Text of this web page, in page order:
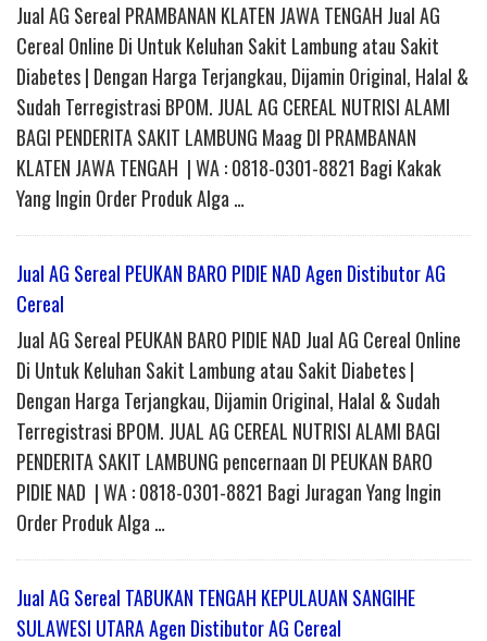
Jual AG Sereal PRAMBANAN KLATEN JAWA TENGAH Jual AG
Cereal Online Di Untuk Keluhan Sakit Lambung atau Sakit
Diabetes | Dengan Harga Terjangkau, Dijamin Original, Halal &
Sudah Terregistrasi BPOM. JUAL AG CEREAL NUTRISI ALAMI
BAGI PENDERITA SAKIT LAMBUNG Maag DI PRAMBANAN
KLATEN JAWA TENGAH | WA : 0818-0301-8821 Bagi Kakak
Yang Ingin Order Produk Alga …
Jual AG Sereal PEUKAN BARO PIDIE NAD Agen Distibutor AG
Cereal
Jual AG Sereal PEUKAN BARO PIDIE NAD Jual AG Cereal Online
Di Untuk Keluhan Sakit Lambung atau Sakit Diabetes |
Dengan Harga Terjangkau, Dijamin Original, Halal & Sudah
Terregistrasi BPOM. JUAL AG CEREAL NUTRISI ALAMI BAGI
PENDERITA SAKIT LAMBUNG pencernaan DI PEUKAN BARO
PIDIE NAD | WA : 0818-0301-8821 Bagi Juragan Yang Ingin
Order Produk Alga …
Jual AG Sereal TABUKAN TENGAH KEPULAUAN SANGIHE
SULAWESI UTARA Agen Distibutor AG Cereal